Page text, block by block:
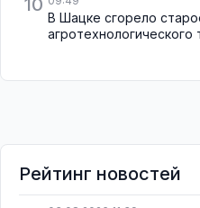
10
В Шацке сгорело
агротехнологического
Рейтинг новостей